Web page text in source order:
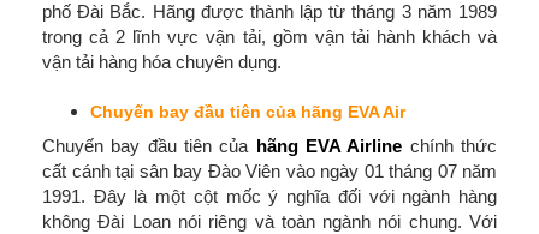
phố Đài Bắc. Hãng được thành lập từ tháng 3 năm 1989
trong cả 2 lĩnh vực vận tải, gồm vận tải hành khách và
vận tải hàng hóa chuyên dụng.
Chuyến bay đầu tiên của hãng EVA Air
Chuyến bay đầu tiên của hãng EVA Airline chính thức
cất cánh tại sân bay Đào Viên vào ngày 01 tháng 07 năm
1991. Đây là một cột mốc ý nghĩa đối với ngành hàng
không Đài Loan nói riêng và toàn ngành nói chung. Với